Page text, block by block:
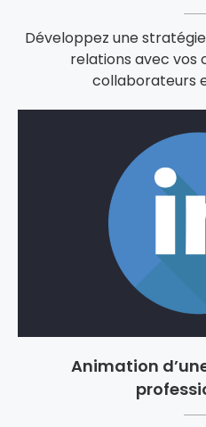
Développez une
relations avec vos
collaborateurs
Animation